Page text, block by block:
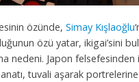
özünde, Simay Kışlaoğlu
özü yatar, ikigai’sini
nedeni. Japon felsefesinden
tuvali aşarak portrelerine